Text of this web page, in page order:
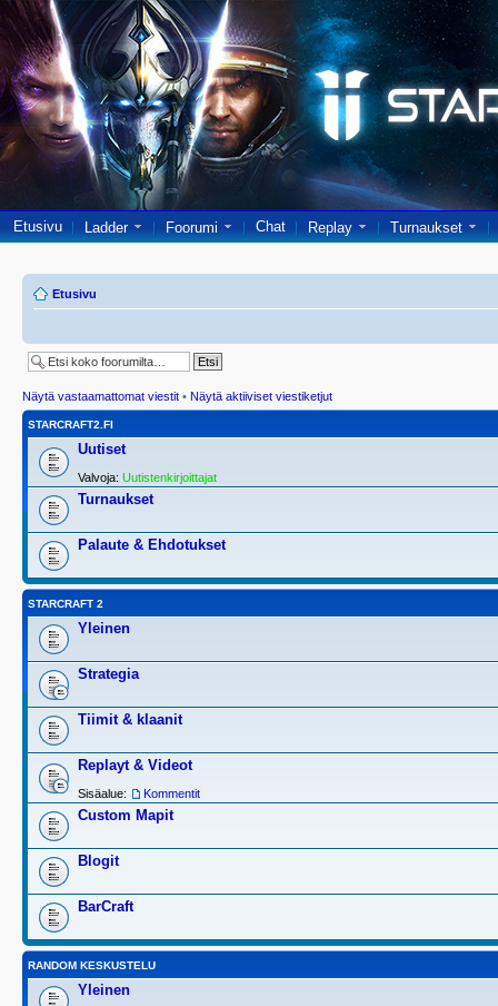
Etusivu Ladder Foorumi Chat Replay Turnaukset
Etusivu
Näytä vastaamattomat viestit • Näytä aktiiviset viestiketjut
STARCRAFT2.FI
Uutiset
Valvoja: Uutistenkirjoittajat
Turnaukset
Palaute & Ehdotukset
STARCRAFT 2
Yleinen
Strategia
Tiimit & klaanit
Replayt & Videot
Sisäalue: Kommentit
Custom Mapit
Blogit
BarCraft
RANDOM KESKUSTELU
Yleinen